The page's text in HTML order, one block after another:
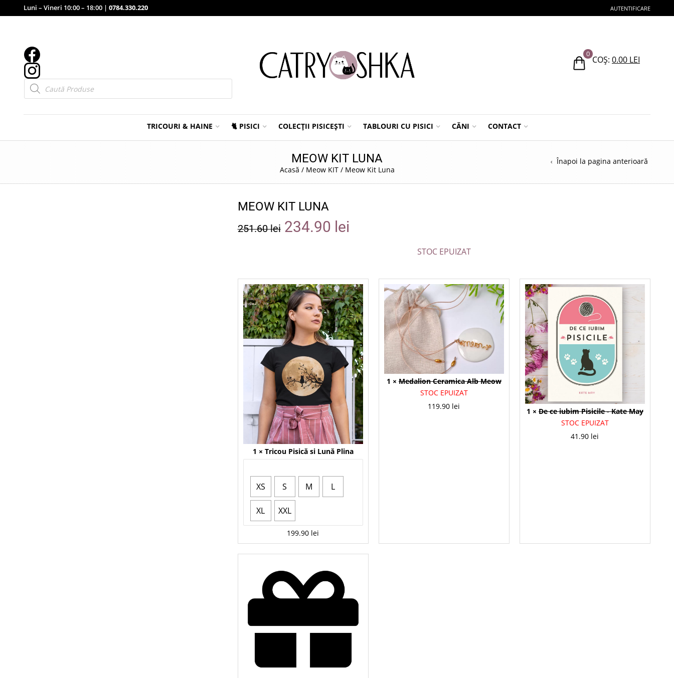
Luni – Vineri 10:00 – 18:00 | 0784.330.220 AUTENTIFICARE
Products
search
0
COȘ: 0.00 LEI
TRICOURI & HAINE 🐈 PISICI COLECȚII PISICEȘTI TABLOURI CU PISICI CĂNI CONTACT
MEOW KIT LUNA
Acasă / Meow KIT/ Meow Kit Luna
Înapoi la pagina anterioară
MEOW KIT LUNA
251.60lei 234.90 lei
STOC EPUIZAT
1 × Tricou Pisică si Lună Plina
XS S M L
XL XXL
199.90 lei
1 ×Medalion Ceramica Alb Meow
STOC EPUIZAT
119.90 lei
1 ×De ce iubim Pisicile - Kate May
STOC EPUIZAT
41.90 lei